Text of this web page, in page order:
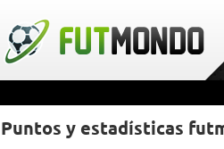
Puntos y estadísticas